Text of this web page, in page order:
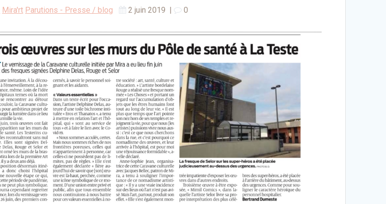
Mira'rt Parutions - Presse / blog 2 juin 2019 | 0